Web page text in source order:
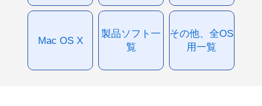
Mac OS X
製品ソフト一
覧
その他、全OS
用一覧